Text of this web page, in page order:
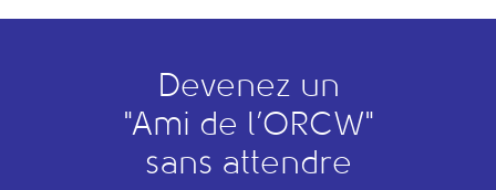
Devenez un
"Ami de l’ORCW"
sans attendre